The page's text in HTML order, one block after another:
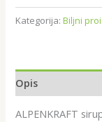
Kategorija:Biljni
Opis
ALPENKRAFT